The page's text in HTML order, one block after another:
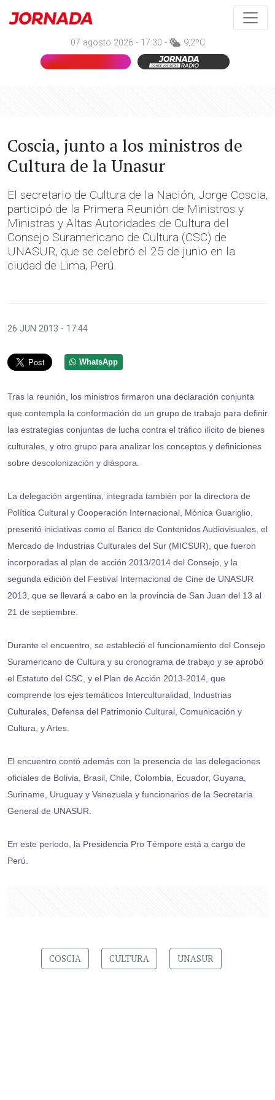
07 agosto 2026 - 17:30 - 9,2ºC
Coscia, junto a los ministros de
Cultura de la Unasur
El secretario de Cultura de la Nación, Jorge Coscia,
participó de la Primera Reunión de Ministros y
Ministras y Altas Autoridades de Cultura del
Consejo Suramericano de Cultura (CSC) de
UNASUR, que se celebró el 25 de junio en la
ciudad de Lima, Perú.
26 JUN 2013 - 17:44
WhatsApp
Tras la reunión, los ministros firmaron una declaración conjunta
que contempla la conformación de un grupo de trabajo para definir
las estrategias conjuntas de lucha contra el tráfico ilícito de bienes
culturales, y otro grupo para analizar los conceptos y definiciones
sobre descolonización y diáspora.
La delegación argentina, integrada también por la directora de
Política Cultural y Cooperación Internacional, Mónica Guariglio,
presentó iniciativas como el Banco de Contenidos Audiovisuales, el
Mercado de Industrias Culturales del Sur (MICSUR), que fueron
incorporadas al plan de acción 2013/2014 del Consejo, y la
segunda edición del Festival Internacional de Cine de UNASUR
2013, que se llevará a cabo en la provincia de San Juan del 13 al
21 de septiembre.
Durante el encuentro, se estableció el funcionamiento del Consejo
Suramericano de Cultura y su cronograma de trabajo y se aprobó
el Estatuto del CSC, y el Plan de Acción 2013-2014, que
comprende los ejes temáticos Interculturalidad, Industrias
Culturales, Defensa del Patrimonio Cultural, Comunicación y
Cultura, y Artes.
El encuentro contó además con la presencia de las delegaciones
oficiales de Bolivia, Brasil, Chile, Colombia, Ecuador, Guyana,
Suriname, Uruguay y Venezuela y funcionarios de la Secretaria
General de UNASUR.
En este periodo, la Presidencia Pro Témpore está a cargo de
Perú.
COSCIA CULTURA UNASUR